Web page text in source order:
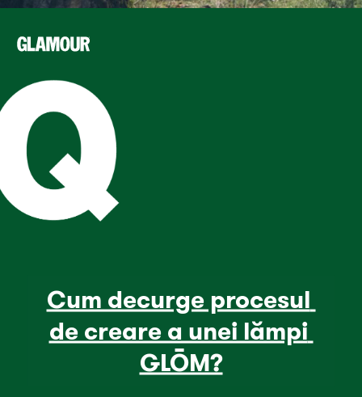
Cum decurge procesul
de creare a unei lămpi
GLŌM?